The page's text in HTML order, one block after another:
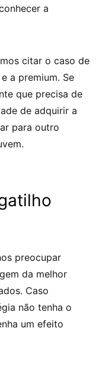
a
citar o caso de
a premium. Se
que precisa de
de adquirir a
para outro
preocupar
da melhor
Caso
não tenha o
um efeito